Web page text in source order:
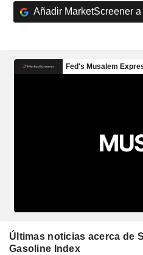
Añadir MarketScreener
Últimas noticias acerca de
Gasoline Index